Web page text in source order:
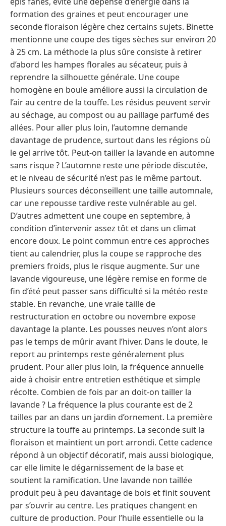
formation des graines et peut encourager une
seconde floraison légère chez certains sujets. Binette
mentionne une coupe des tiges sèches sur environ 20
à 25 cm. La méthode la plus sûre consiste à retirer
d’abord les hampes florales au sécateur, puis à
reprendre la silhouette générale. Une coupe
homogène en boule améliore aussi la circulation de
l’air au centre de la touffe. Les résidus peuvent servir
au séchage, au compost ou au paillage parfumé des
allées. Pour aller plus loin, l’automne demande
davantage de prudence, surtout dans les régions où
le gel arrive tôt. Peut-on tailler la lavande en automne
sans risque ? L’automne reste une période discutée,
et le niveau de sécurité n’est pas le même partout.
Plusieurs sources déconseillent une taille automnale,
car une repousse tardive reste vulnérable au gel.
D’autres admettent une coupe en septembre, à
condition d’intervenir assez tôt et dans un climat
encore doux. Le point commun entre ces approches
tient au calendrier, plus la coupe se rapproche des
premiers froids, plus le risque augmente. Sur une
lavande vigoureuse, une légère remise en forme de
fin d’été peut passer sans difficulté si la météo reste
stable. En revanche, une vraie taille de
restructuration en octobre ou novembre expose
davantage la plante. Les pousses neuves n’ont alors
pas le temps de mûrir avant l’hiver. Dans le doute, le
report au printemps reste généralement plus
prudent. Pour aller plus loin, la fréquence annuelle
aide à choisir entre entretien esthétique et simple
récolte. Combien de fois par an doit-on tailler la
lavande ? La fréquence la plus courante est de 2
tailles par an dans un jardin d’ornement. La première
structure la touffe au printemps. La seconde suit la
floraison et maintient un port arrondi. Cette cadence
répond à un objectif décoratif, mais aussi biologique,
car elle limite le dégarnissement de la base et
soutient la ramification. Une lavande non taillée
produit peu à peu davantage de bois et finit souvent
par s’ouvrir au centre. Les pratiques changent en
culture de production. Pour l’huile essentielle ou la